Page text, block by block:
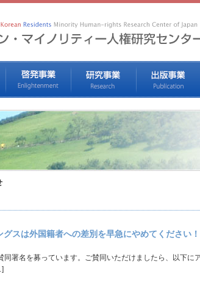
スは外国籍者への差別を早急にやめてください！
署名を募っています。ご賛同いただけましたら、以下に